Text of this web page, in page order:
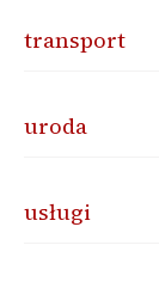
transport
uroda
usługi